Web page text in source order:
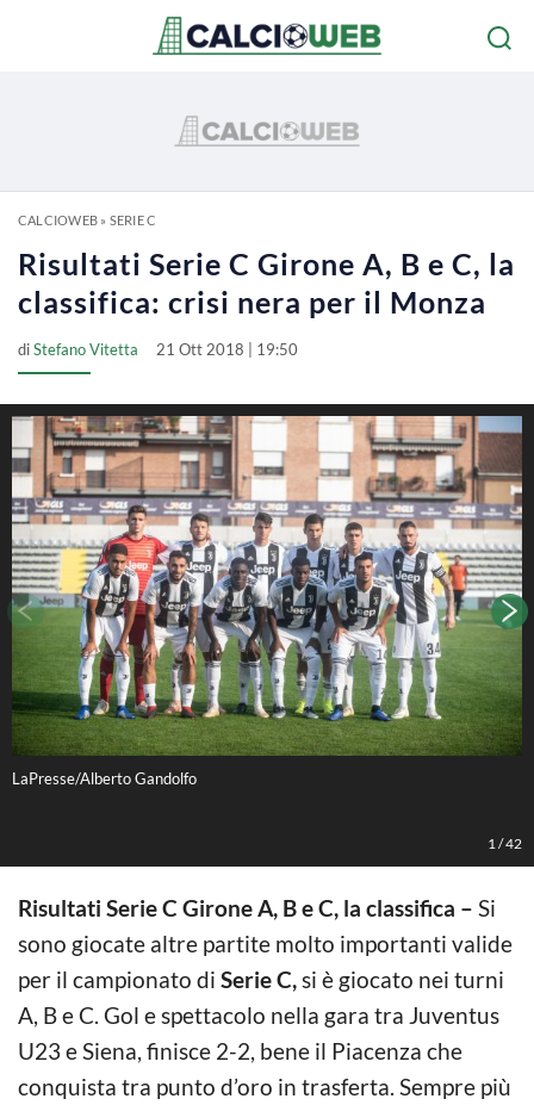
CALCIOWEB» SERIE C
Risultati Serie C Girone A, B e C, la
classifica: crisi nera per il Monza
diStefano Vitetta 21 Ott 2018 | 19:50
LaPresse/Alberto Gandolfo
1 /42
Risultati Serie C Girone A, B e C, la classifica – Si
sono giocate altre partite molto importanti valide
per il campionato di Serie C,si è giocato nei turni
A, B e C. Gol e spettacolo nella gara tra Juventus
U23 e Siena, finisce 2-2, bene il Piacenza che
conquista tra punto d’oro in trasferta. Sempre più